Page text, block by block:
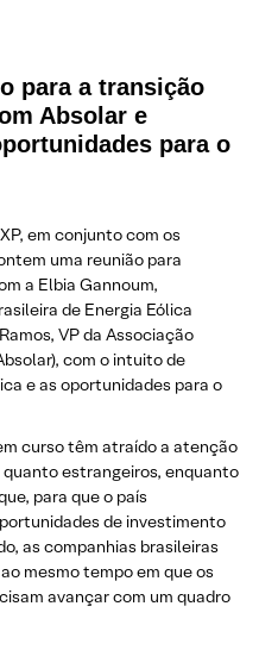
para a transição
Absolar e
para o
em conjunto com os
uma reunião para
a Elbia Gannoum,
de Energia Eólica
VP da Associação
com o intuito de
e as oportunidades para o
curso têm atraído a atenção
estrangeiros, enquanto
para que o país
de investimento
as companhias brasileiras
mesmo tempo em que os
avançar com um quadro